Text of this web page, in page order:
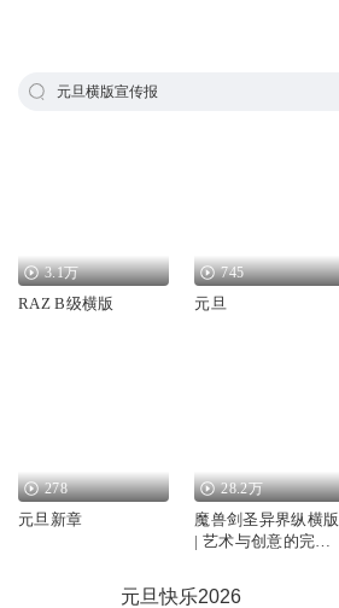
元旦横版宣传报
3.1万
RAZ B级横版
745
元旦
278
元旦新章
28.2万
魔兽剑圣异界纵横版
| 艺术与创意的完美
元旦快乐2026